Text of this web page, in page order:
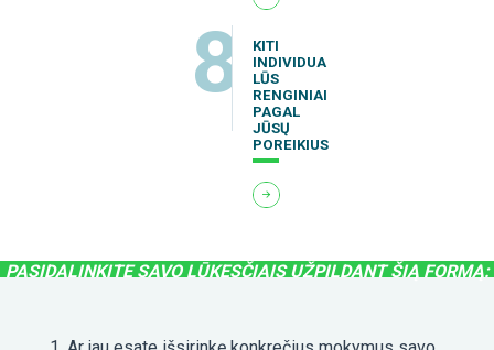
PASIDALINKITE SAVO LŪKESČIAIS UŽPILDANT ŠIĄ FORMĄ: